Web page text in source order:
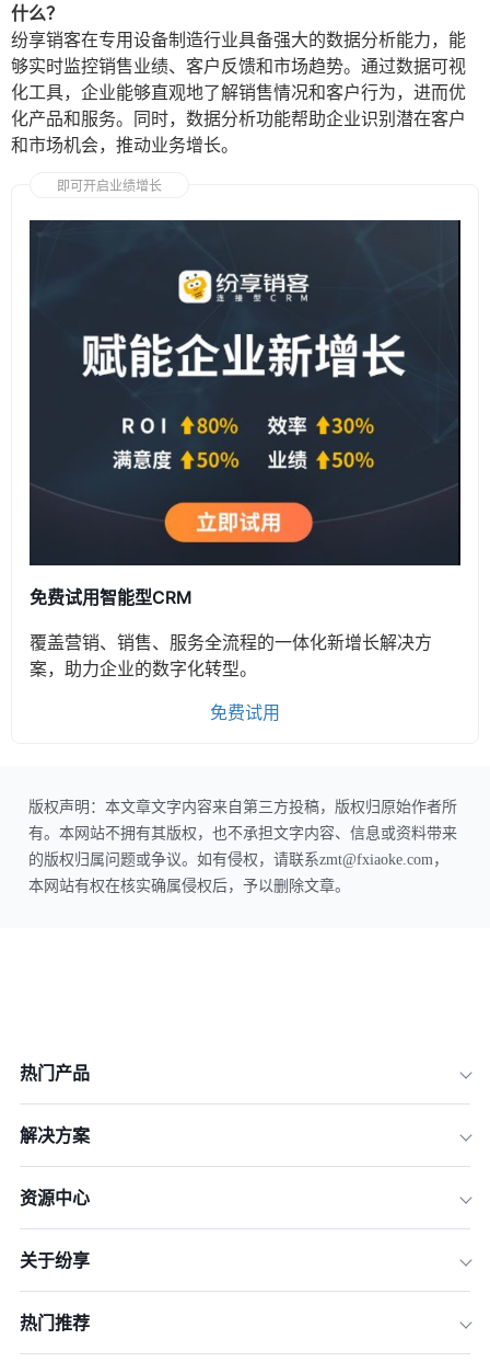
什么？
纷享销客在专用设备制造行业具备强大的数据分析能力，能
够实时监控销售业绩、客户反馈和市场趋势。通过数据可视
化工具，企业能够直观地了解销售情况和客户行为，进而优
化产品和服务。同时，数据分析功能帮助企业识别潜在客户
和市场机会，推动业务增长。
即可开启业绩增长
免费试用智能型CRM
覆盖营销、销售、服务全流程的一体化新增长解决方
案，助力企业的数字化转型。
免费试用
版权声明：本文章文字内容来自第三方投稿，版权归原始作者所
有。本网站不拥有其版权，也不承担文字内容、信息或资料带来
的版权归属问题或争议。如有侵权，请联系zmt@fxiaoke.com，
本网站有权在核实确属侵权后，予以删除文章。
热门产品
解决方案
资源中心
关于纷享
热门推荐